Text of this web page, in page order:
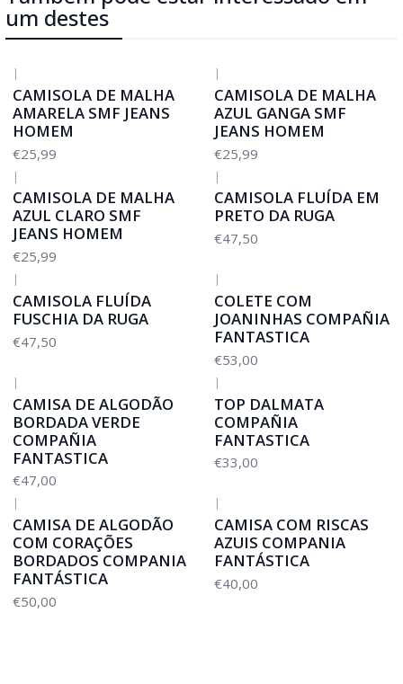
um destes
|
CAMISOLA DE MALHA
AMARELA SMF JEANS
HOMEM
€25,99
|
CAMISOLA DE MALHA
AZUL GANGA SMF
JEANS HOMEM
€25,99
|
CAMISOLA DE MALHA
AZUL CLARO SMF
JEANS HOMEM
€25,99
|
CAMISOLA FLUÍDA EM
PRETO DA RUGA
€47,50
|
CAMISOLA FLUÍDA
FUSCHIA DA RUGA
€47,50
|
COLETE COM
JOANINHAS COMPAÑIA
FANTASTICA
€53,00
|
CAMISA DE ALGODÃO
BORDADA VERDE
COMPAÑIA
FANTASTICA
€47,00
|
TOP DALMATA
COMPAÑIA
FANTASTICA
€33,00
|
CAMISA DE ALGODÃO
COM CORAÇÕES
BORDADOS COMPANIA
FANTÁSTICA
€50,00
|
CAMISA COM RISCAS
AZUIS COMPANIA
FANTÁSTICA
€40,00